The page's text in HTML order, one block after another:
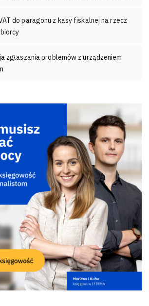
do paragonu z kasy fiskalnej na rzecz
zgłaszania problemów z urządzeniem